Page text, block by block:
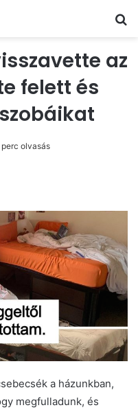
az
felett és
perc olvasás
a házunkban,
megfulladunk, és